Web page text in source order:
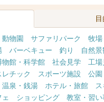
動物園 サファリパーク 牧場
バーベキュー 釣り 自然景
物館・科学館 社会見学 工
レチック スポーツ施設 公園
温泉・銭湯 ホテル・旅館
ショッピング 教室・習い